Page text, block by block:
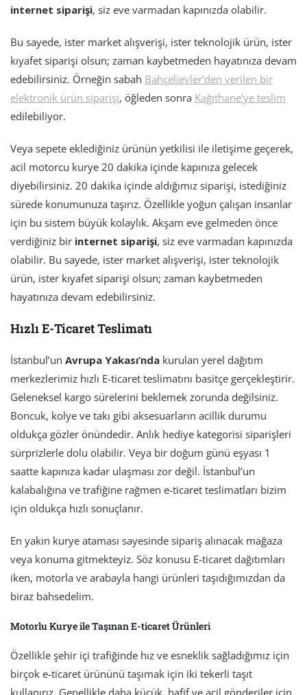
internet siparişi, siz eve varmadan kapınızda olabilir.
Bu sayede, ister market alışverişi, ister teknolojik ürün, ister
kıyafet siparişi olsun; zaman kaybetmeden hayatınıza devam
edebilirsiniz. Örneğin sabah Bahçelievler’den verilen bir
elektronik ürün siparişi, öğleden sonra Kağıthane’ye teslim
edilebiliyor.
Veya sepete eklediğiniz ürünün yetkilisi ile iletişime geçerek,
acil motorcu kurye 20 dakika içinde kapınıza gelecek
diyebilirsiniz. 20 dakika içinde aldığımız siparişi, istediğiniz
sürede konumunuza taşırız. Özellikle yoğun çalışan insanlar
için bu sistem büyük kolaylık. Akşam eve gelmeden önce
verdiğiniz bir internet siparişi, siz eve varmadan kapınızda
olabilir. Bu sayede, ister market alışverişi, ister teknolojik
ürün, ister kıyafet siparişi olsun; zaman kaybetmeden
hayatınıza devam edebilirsiniz.
Hızlı E-Ticaret Teslimatı
İstanbul’un Avrupa Yakası’nda kurulan yerel dağıtım
merkezlerimiz hızlı E-ticaret teslimatını basitçe gerçekleştirir.
Geleneksel kargo sürelerini beklemek zorunda değilsiniz.
Boncuk, kolye ve takı gibi aksesuarların acillik durumu
oldukça gözler önündedir. Anlık hediye kategorisi siparişleri
sürprizlerle dolu olabilir. Veya bir doğum günü eşyası 1
saatte kapınıza kadar ulaşması zor değil. İstanbul’un
kalabalığına ve trafiğine rağmen e-ticaret teslimatları bizim
için oldukça hızlı sonuçlanır.
En yakın kurye ataması sayesinde sipariş alınacak mağaza
veya konuma gitmekteyiz. Söz konusu E-ticaret dağıtımları
iken, motorla ve arabayla hangi ürünleri taşıdığımızdan da
biraz bahsedelim.
Motorlu Kurye ile Taşınan E-ticaret Ürünleri
Özellikle şehir içi trafiğinde hız ve esneklik sağladığımız için
birçok e-ticaret ürününü taşımak için iki tekerli taşıt
kullanırız. Genellikle daha küçük, hafif ve acil gönderiler için